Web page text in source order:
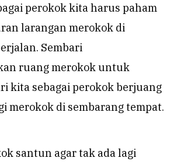
perokok kita harus paham
larangan merokok di
Sembari
ruang merokok untuk
kita sebagai perokok berjuang
merokok di sembarang tempat.
santun agar tak ada lagi